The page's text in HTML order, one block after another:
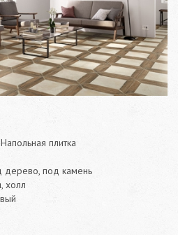
плитка
дерево, под камень
холл